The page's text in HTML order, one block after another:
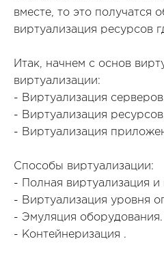
вместе, то это получатся
виртуализация ресурсов
Итак, начнем с основ
виртуализации:
- Виртуализация
- Виртуализация
- Виртуализация
Способы виртуализации:
- Полная виртуализация и
- Виртуализация уровня
- Эмуляция оборудования.
- Контейнеризация .